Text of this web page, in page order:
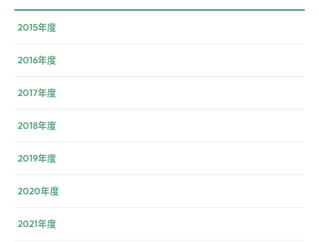
2015年度
2016年度
2017年度
2018年度
2019年度
2020年度
2021年度